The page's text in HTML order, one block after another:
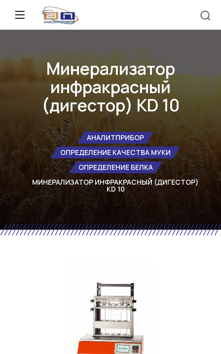
Минерализатор
инфракрасный
(дигестор) KD 10
АНАЛИТПРИБОР
ОПРЕДЕЛЕНИЕ КАЧЕСТВА МУКИ
ОПРЕДЕЛЕНИЕ БЕЛКА
МИНЕРАЛИЗАТОР ИНФРАКРАСНЫЙ (ДИГЕСТОР)
KD 10